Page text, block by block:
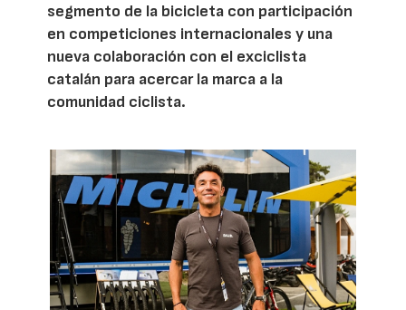
segmento de la bicicleta con participación
en competiciones internacionales y una
nueva colaboración con el exciclista
catalán para acercar la marca a la
comunidad ciclista.